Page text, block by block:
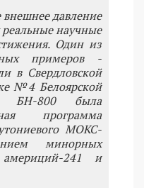
давление
реальные научные
Один из
примеров -
в Свердловской
№4 Белоярской
БН-800 была
программа
МОКС-
минорных
241 и